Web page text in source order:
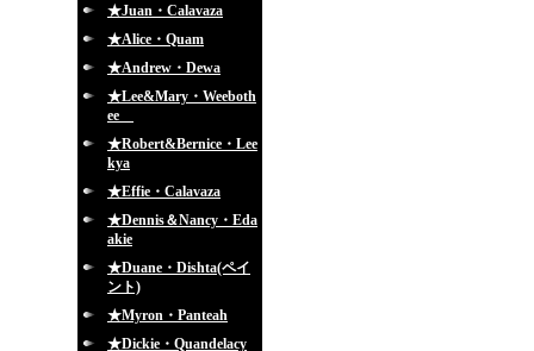
★Juan・Calavaza
★Alice・Quam
★Andrew・Dewa
★Lee&Mary・Weeboth
ee
★Robert&Bernice・Lee
kya
★Effie・Calavaza
★Dennis＆Nancy・Eda
akie
★Duane・Dishta(ペイ
ント)
★Myron・Panteah
★Dickie・Quandelacy